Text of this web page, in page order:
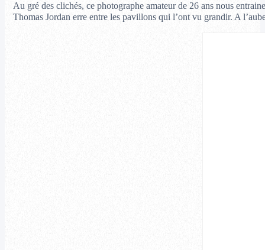
Au gré des clichés, ce photographe amateur de 26 ans nous
Thomas Jordan erre entre les pavillons qui l’ont vu grandir. A